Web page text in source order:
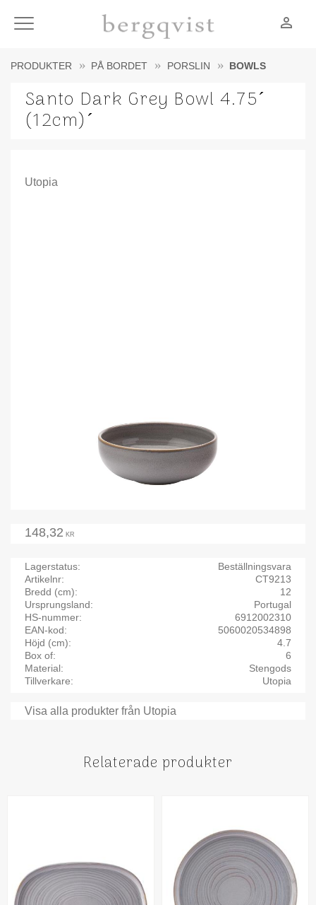
Meny person_outline
PRODUKTER PÅ BORDET PORSLIN BOWLS
Santo Dark Grey Bowl 4.75´
(12cm)´
Utopia
148,32 KR
Lagerstatus
Beställningsvara
Artikelnr
CT9213
Bredd (cm)
12
Ursprungsland
Portugal
HS-nummer
6912002310
EAN-kod
5060020534898
Höjd (cm)
4.7
Box of
6
Material
Stengods
Tillverkare
Utopia
Visa alla produkter från Utopia
Relaterade produkter